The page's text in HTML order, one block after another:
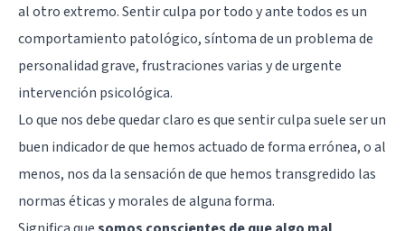
al otro extremo. Sentir culpa por todo y ante todos es un
comportamiento patológico, síntoma de un problema de
personalidad grave, frustraciones varias y de urgente
intervención psicológica.
Lo que nos debe quedar claro es que sentir culpa suele ser un
buen indicador de que hemos actuado de forma errónea, o al
menos, nos da la sensación de que hemos transgredido las
normas éticas y morales de alguna forma.